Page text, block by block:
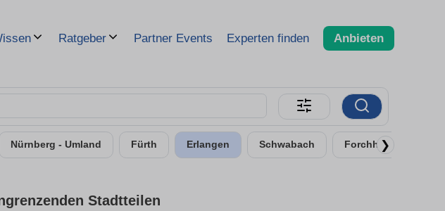
Ratgeber Partner Events Experten finden Anbieten
Nürnberg - Umland Fürth Erlangen Schwabach Forchheim
❯
Stadtteilen